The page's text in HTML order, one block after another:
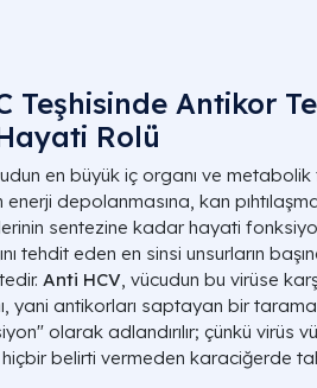
Teşhisinde Antikor
Rolü
en büyük iç organı ve
enerji depolanmasına, kan
sentezine kadar hayati
tehdit eden en sinsi unsurların
Anti HCV, vücudun bu virüse
yani antikorları saptayan bir
olarak adlandırılır; çünkü virüs
hiçbir belirti vermeden karaciğerde